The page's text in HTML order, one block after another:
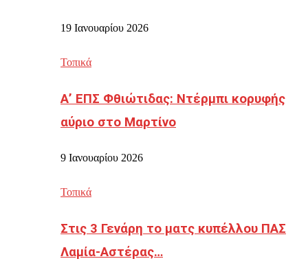
19 Ιανουαρίου 2026
Τοπικά
Α’ ΕΠΣ Φθιώτιδας: Ντέρμπι κορυφής
αύριο στο Μαρτίνο
9 Ιανουαρίου 2026
Τοπικά
Στις 3 Γενάρη το ματς κυπέλλου ΠΑΣ
Λαμία-Αστέρας…